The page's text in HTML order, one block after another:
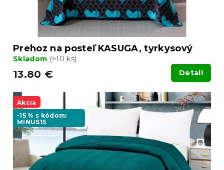
Prehoz na posteľ KASUGA, tyrkysový
Skladom (>10 ks)
13.80 € Detail
Akcia
-15 % s kódom:
MINUS15